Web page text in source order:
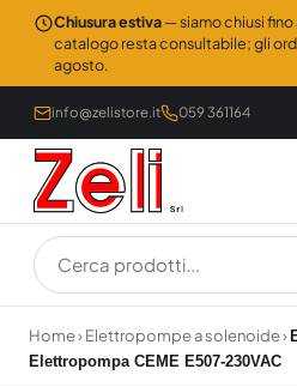
Chiusura estiva— siamo chiusi fino
catalogo resta consultabile; gli
agosto.
info@zelistore.it 059 361164
Home›Elettropompe a solenoide›
Elettropompa CEME E507-230VAC